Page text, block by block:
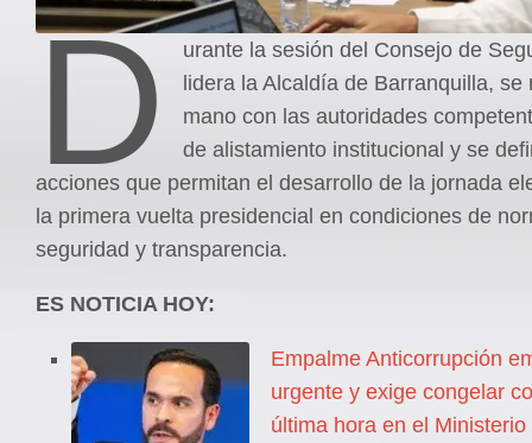
D
urante la sesión del Consejo de
lidera la Alcaldía de Barranquilla, se
mano con las autoridades
de alistamiento institucional y se
acciones que permitan el desarrollo de la jornada
la primera vuelta presidencial en condiciones de
seguridad y transparencia.
ES NOTICIA HOY:
Empalme Anticorrupción
urgente y exige congelar
última hora en el Ministerio